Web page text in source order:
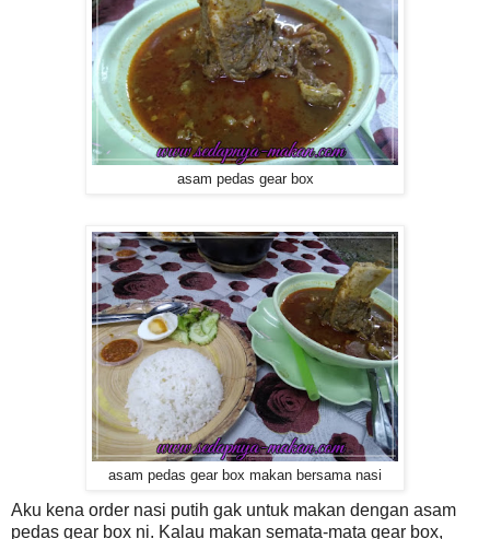
asam pedas gear box
asam pedas gear box makan bersama nasi
Aku kena order nasi putih gak untuk makan dengan asam
pedas gear box ni. Kalau makan semata-mata gear box,